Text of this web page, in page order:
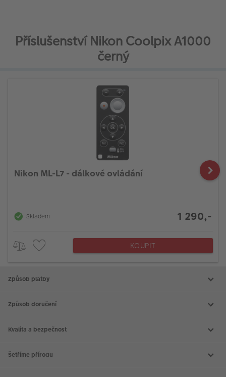
Příslušenství Nikon Coolpix A1000
černý
Nikon ML-L7 - dálkové ovládání
Skladem 1 290,-
KOUPIT
Způsob platby
Způsob doručení
Kvalita a bezpečnost
Šetříme přírodu